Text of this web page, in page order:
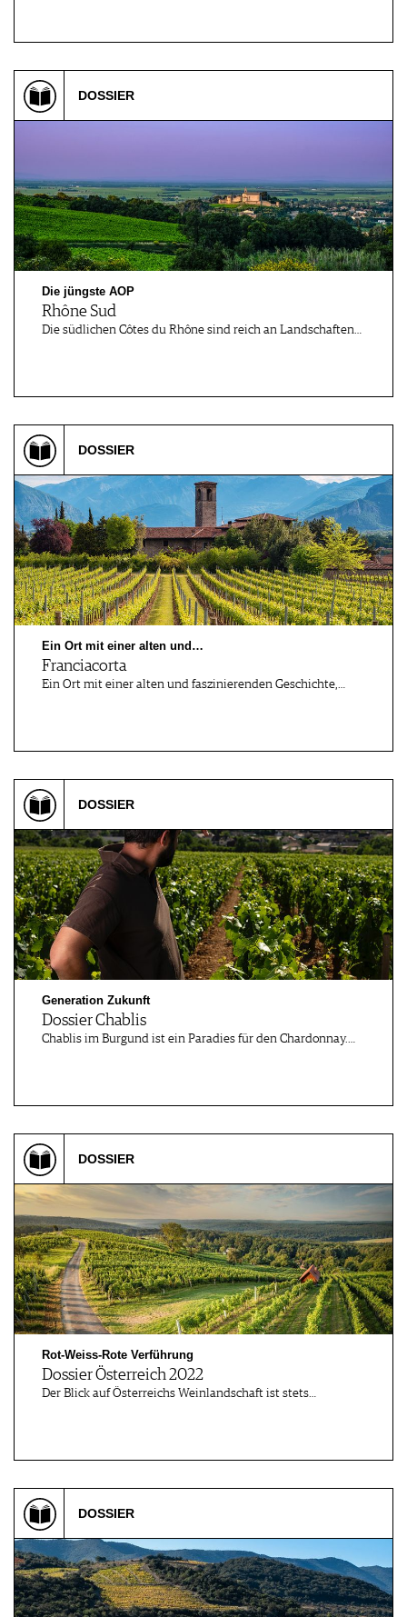
DOSSIER
Die jüngste AOP
Rhône Sud
Die südlichen Côtes du Rhône sind reich an Landschaften…
DOSSIER
Ein Ort mit einer alten und…
Franciacorta
Ein Ort mit einer alten und faszinierenden Geschichte,…
DOSSIER
Generation Zukunft
Dossier Chablis
Chablis im Burgund ist ein Paradies für den Chardonnay.…
DOSSIER
Rot-Weiss-Rote Verführung
Dossier Österreich 2022
Der Blick auf Österreichs Weinlandschaft ist stets…
DOSSIER